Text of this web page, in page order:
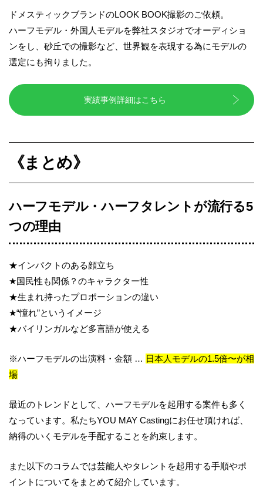
ドメスティックブランドのLOOK BOOK撮影のご依頼。
ハーフモデル・外国人モデルを弊社スタジオでオーディショ
ンをし、砂丘での撮影など、世界観を表現する為にモデルの
選定にも拘りました。
実績事例詳細はこちら
《まとめ》
ハーフモデル・ハーフタレントが流行る5
つの理由
★インパクトのある顔立ち
★国民性も関係？のキャラクター性
★生まれ持ったプロポーションの違い
★“憧れ”というイメージ
★バイリンガルなど多言語が使える
※ハーフモデルの出演料・金額 … 日本人モデルの1.5倍〜が相
場
最近のトレンドとして、ハーフモデルを起用する案件も多く
なっています。私たちYOU MAY Castingにお任せ頂ければ、
納得のいくモデルを手配することを約束します。
また以下のコラムでは芸能人やタレントを起用する手順やポ
イントについてをまとめて紹介しています。